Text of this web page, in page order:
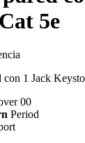
5e
con 1 Jack
00
Period